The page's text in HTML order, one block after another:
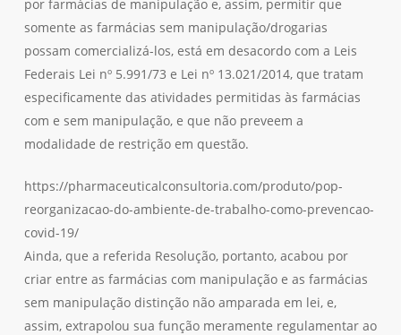
por farmácias de manipulação e, assim, permitir que
somente as farmácias sem manipulação/drogarias
possam comercializá-los, está em desacordo com a Leis
Federais Lei nº 5.991/73 e Lei nº 13.021/2014, que tratam
especificamente das atividades permitidas às farmácias
com e sem manipulação, e que não preveem a
modalidade de restrição em questão.
https://pharmaceuticalconsultoria.com/produto/pop-
reorganizacao-do-ambiente-de-trabalho-como-prevencao-
covid-19/
Ainda, que a referida Resolução, portanto, acabou por
criar entre as farmácias com manipulação e as farmácias
sem manipulação distinção não amparada em lei, e,
assim, extrapolou sua função meramente regulamentar ao